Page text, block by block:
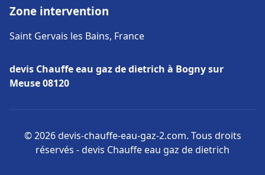
Zone intervention
Saint Gervais les Bains, France
devis Chauffe eau gaz de dietrich à Bogny sur
Meuse 08120
© 2026 devis-chauffe-eau-gaz-2.com. Tous droits
réservés - devis Chauffe eau gaz de dietrich